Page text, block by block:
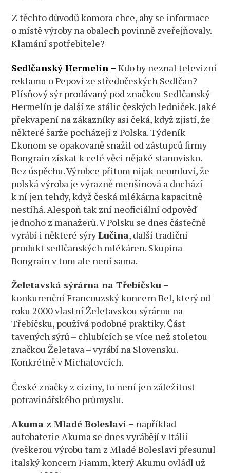
Z těchto důvodů komora chce, aby se informace
o místě výroby na obalech povinně zveřejňovaly.
Klamání spotřebitele?
Sedlčanský Hermelín – Kdo by neznal televizní
reklamu o Pepovi ze středočeských Sedlčan?
Plísňový sýr prodávaný pod značkou Sedlčanský
Hermelín je další ze stálic českých ledniček. Jaké
překvapení na zákazníky asi čeká, když zjistí, že
některé šarže pocházejí z Polska. Týdeník
Ekonom se opakovaně snažil od zástupců firmy
Bongrain získat k celé věci nějaké stanovisko.
Bez úspěchu. Výrobce přitom nijak neomluví, že
polská výroba je výrazně menšinová a dochází
k ní jen tehdy, když česká mlékárna kapacitně
nestíhá. Alespoň tak zní neoficiální odpověď
jednoho z manažerů. V Polsku se dnes částečně
vyrábí i některé sýryLučina, další tradiční
produkt sedlčanských mlékáren. Skupina
Bongrain v tom ale není sama.
Želetavská sýrárna na Třebíčsku –
konkurenční Francouzský koncern Bel, který od
roku 2000 vlastní Želetavskou sýrárnu na
Třebíčsku, používá podobné praktiky. Část
tavených sýrů – chlubících se více než stoletou
značkou Želetava – vyrábí na Slovensku.
Konkrétně v Michalovcích.
České značky z ciziny, to není jen záležitost
potravinářského průmyslu.
Akuma z Mladé Boleslavi – například
autobaterie Akuma se dnes vyrábějí v Itálii
(veškerou výrobu tam z Mladé Boleslavi přesunul
italský koncern Fiamm, který Akumu ovládl už